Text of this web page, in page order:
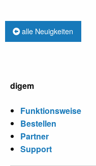
alle Neuigkeiten
digem
Funktionsweise
Bestellen
Partner
Support